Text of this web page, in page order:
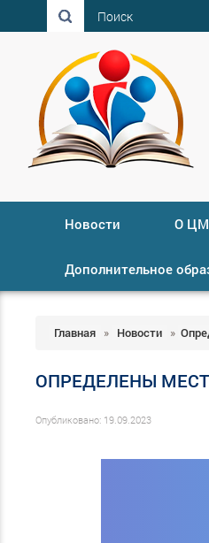
Поиск
Новости О
Дополнительное
Главная » Новости »
ОПРЕДЕЛЕНЫ
Опубликовано: 19.09.2023